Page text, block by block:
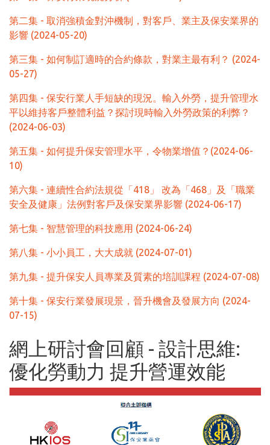
第二集 - 取消強積金對沖機制，對客戶、業主及保安業界的
影響 (2024-05-20)
第三集 - 如何制訂適時的合約條款，對業主最有利？ (2024-
05-27)
第四集 - 保安行業人手短缺的現況。輸入外勞，提升管理水
平以維持客戶整體利益？探討現時輸入外勞政策的利弊？
(2024-06-03)
第五集 - 如何提升保安管理水平，令物業增值？(2024-06-
10)
第六集 - 連續性合約法規從「418」 改為「468」及「職業
安全及健康」法例對客戶及保安業界影響 (2024-06-17)
第七集 - 智慧管理的科技應用 (2024-06-24)
第八集 - 小小員工，大大成就 (2024-07-01)
第九集 - 提升保安人員專業及質素的培訓課程 (2024-07-08)
第十集 - 保安行業發展現景，晉升機會及發展方向 (2024-
07-15)
網上研討會回顧 - 設計思維:
優化勞動力 提升營運效能